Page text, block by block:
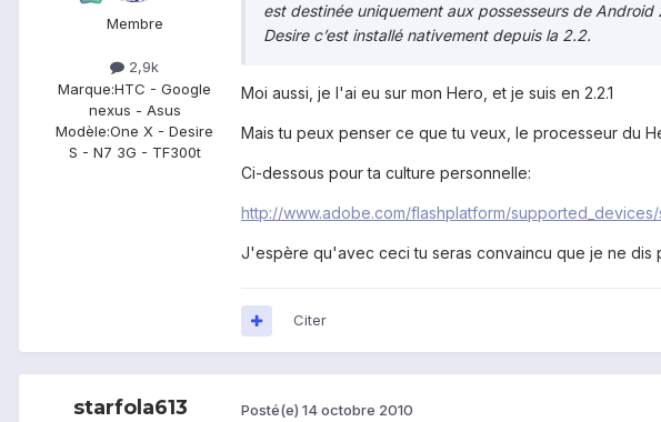
Membre
2,9k
Marque:HTC - Google
nexus - Asus
Modèle:One X - Desire
S - N7 3G - TF300t
est destinée uniquement aux possesseurs de
Desire c’est installé nativement depuis la 2.2.
Moi aussi, je l'ai eu sur mon Hero, et je suis en 2.2.1
Mais tu peux penser ce que tu veux, le processeur du
Ci-dessous pour ta culture personnelle:
http://www.adobe.com/flashplatform/supported_devices/
J'espère qu'avec ceci tu seras convaincu que je ne dis
Citer
starfola613 Posté(e) 14 octobre 2010